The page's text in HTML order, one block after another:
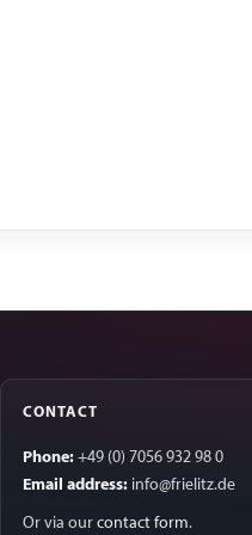
CONTACT
Phone: +49 (0) 7056 932 98 0
Email address: info@frielitz.de
Or via our contact form.